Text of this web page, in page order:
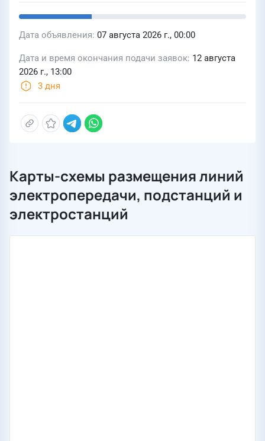
Дата объявления 07 августа 2026 г., 00:00
Дата и время окончания подачи заявок 12 августа
2026 г., 13:00
3 дня
Карты-схемы размещения линий
электропередачи, подстанций и
электростанций